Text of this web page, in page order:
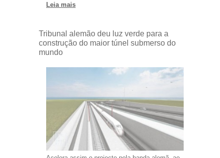
Leia mais
Tribunal alemão deu luz verde para a
construção do maior túnel submerso do
mundo